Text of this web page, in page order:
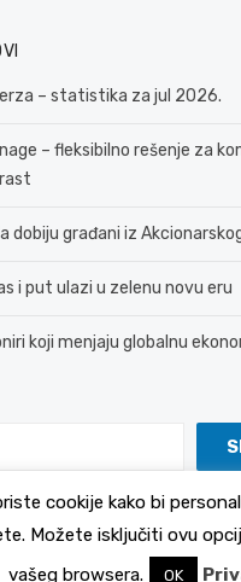
– statistika za jul 2026.
– fleksibilno rešenje za
dobiju građani iz
i put ulazi u zelenu novu eru
koji menjaju globalnu
Politika
cookije kako bi
Možete isključiti ovu
vašeg browsera.
OK